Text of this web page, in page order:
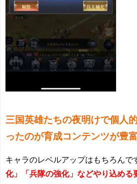
三国英雄たちの夜明けで個人
ったのが育成コンテンツが豊富
キャラのレベルアップはもちろんで
化」「兵隊の強化」などやり込める